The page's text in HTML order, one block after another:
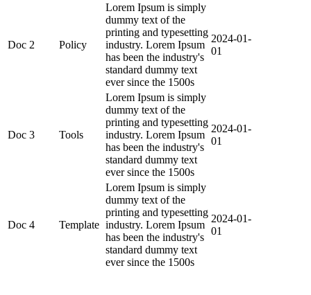
Doc 2 Policy
Lorem Ipsum is simply
dummy text of the
printing and typesetting
industry. Lorem Ipsum
has been the industry's
standard dummy text
ever since the 1500s
2024-01-
01
Doc 3 Tools
Lorem Ipsum is simply
dummy text of the
printing and typesetting
industry. Lorem Ipsum
has been the industry's
standard dummy text
ever since the 1500s
2024-01-
01
Doc 4 Template
Lorem Ipsum is simply
dummy text of the
printing and typesetting
industry. Lorem Ipsum
has been the industry's
standard dummy text
ever since the 1500s
2024-01-
01